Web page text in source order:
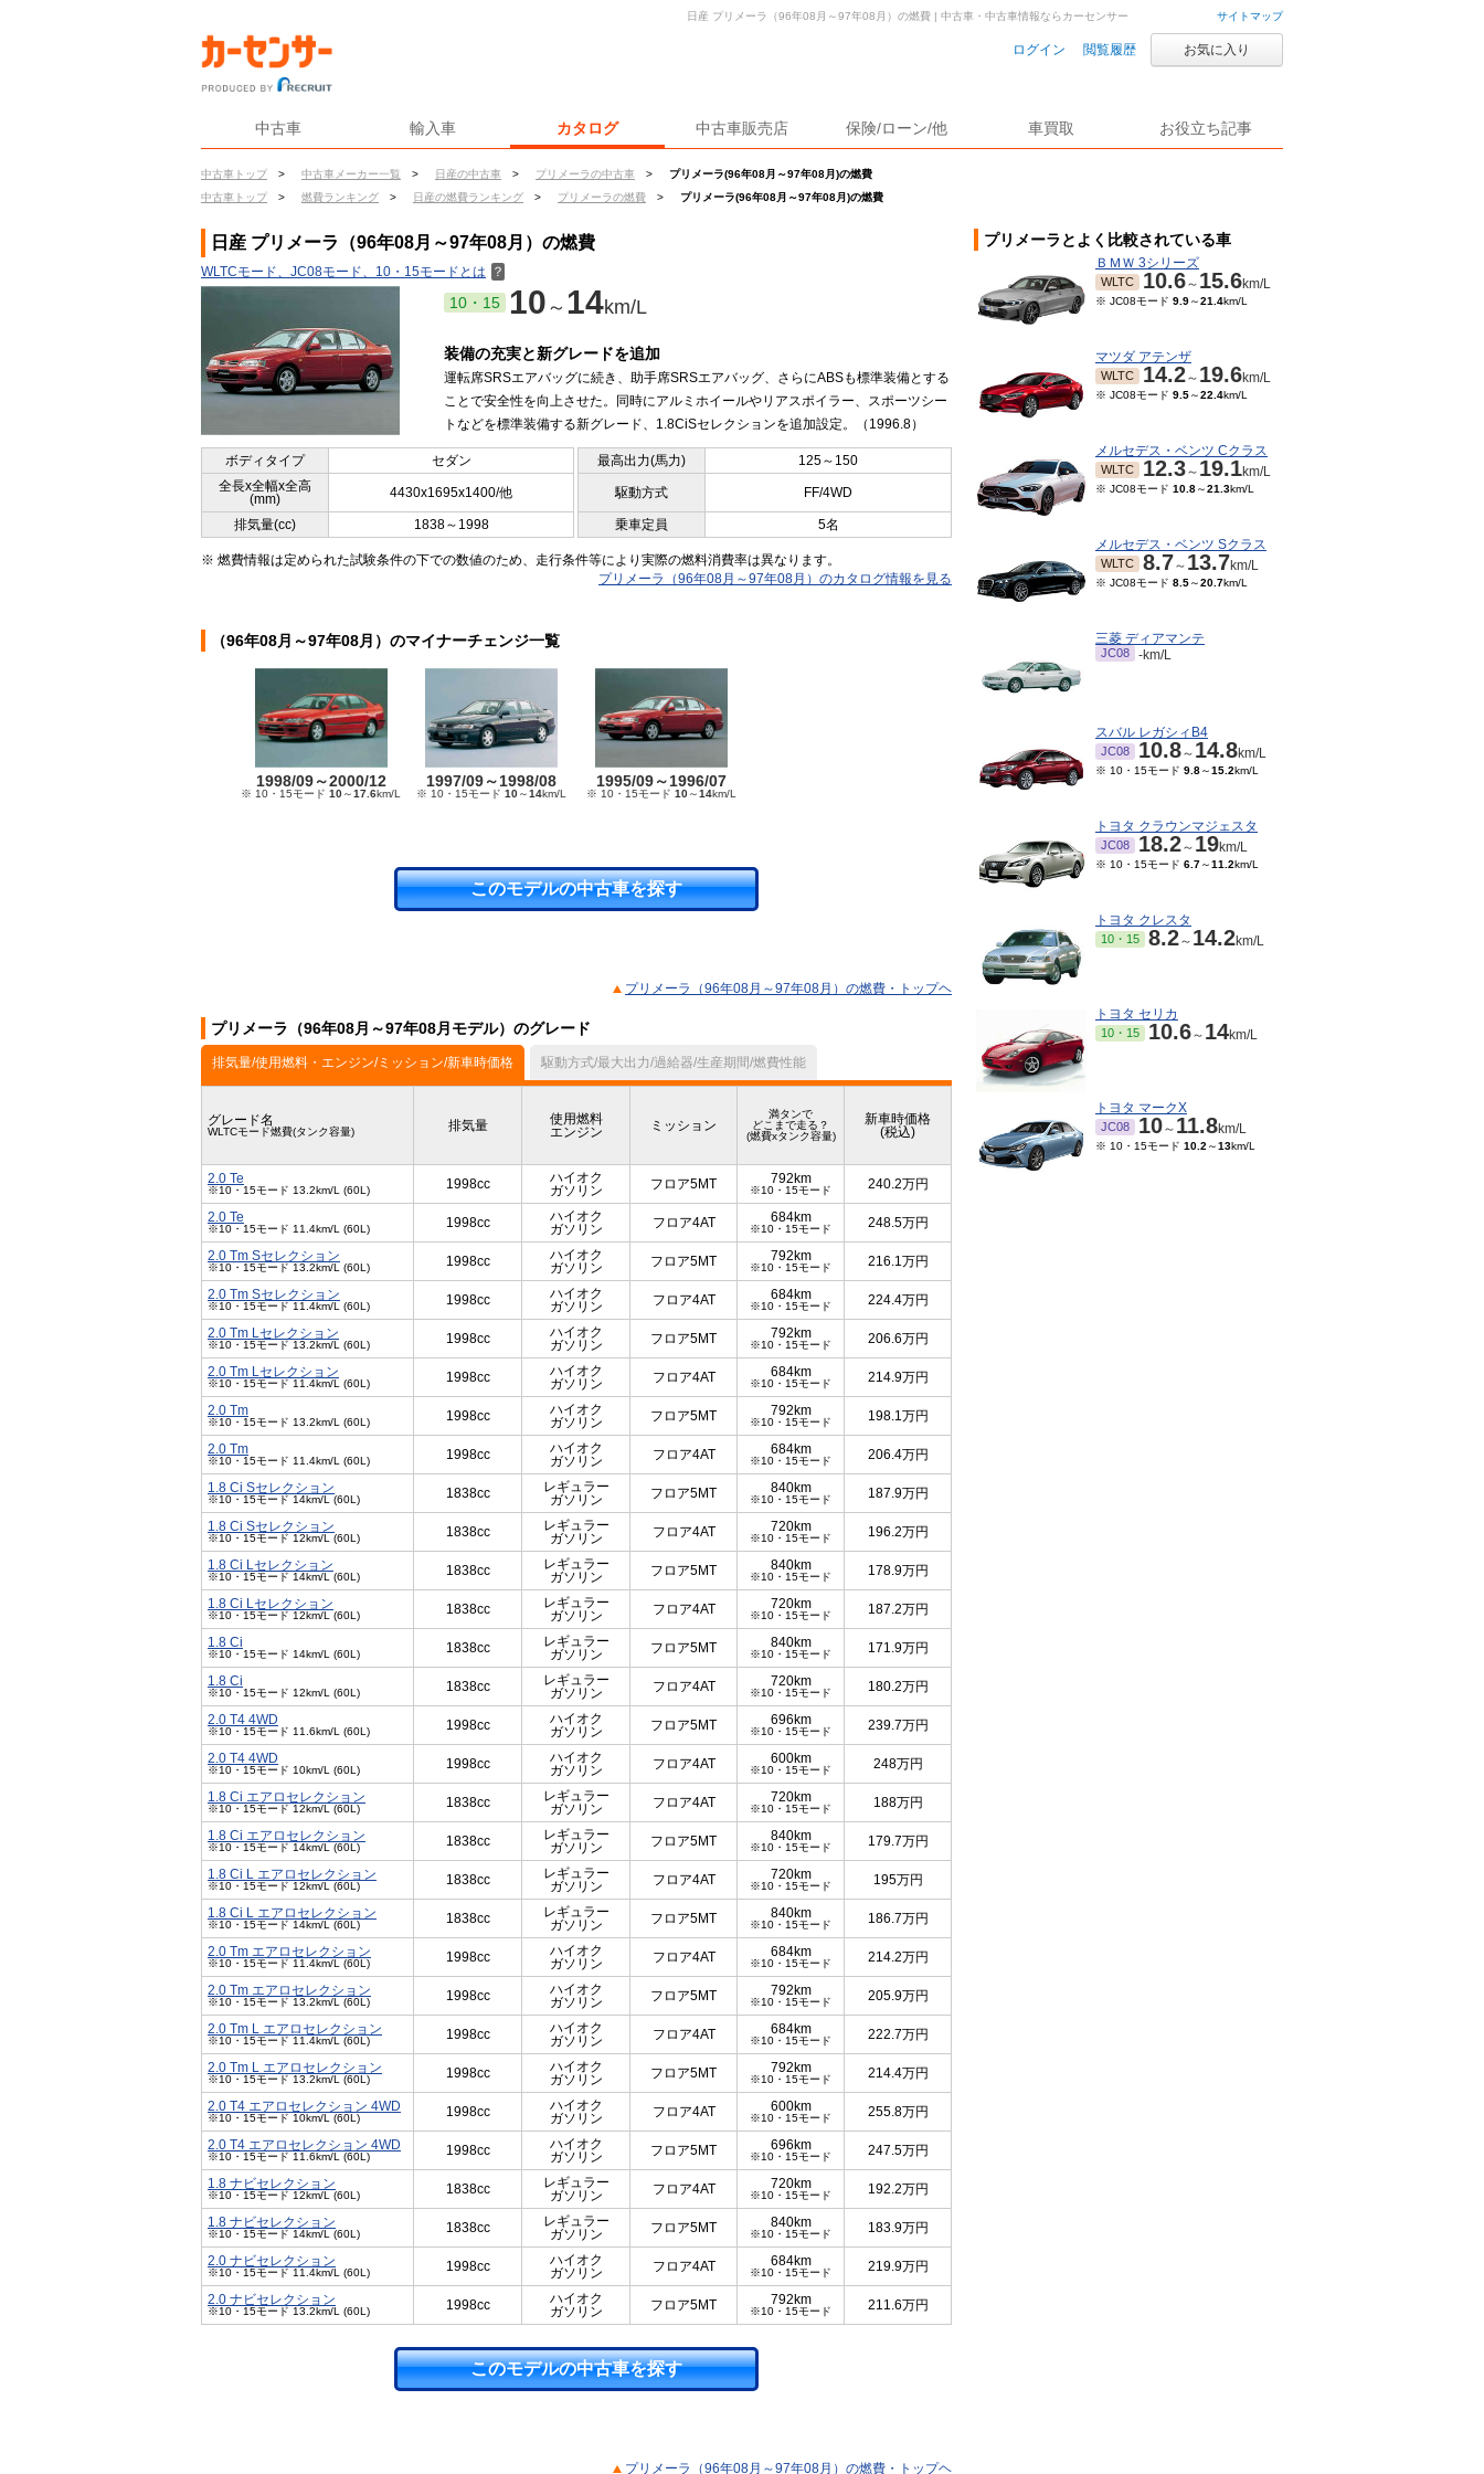
サイトマップ
ログイン 閲覧履歴 お気に入り
中古車 輸入車 カタログ 中古車販売店 保険/ローン/他 車買取 お役立ち記事
中古車トップ > 中古車メーカー一覧 > 日産の中古車 > プリメーラの中古車 >
プリメーラ(96年08月～97年08月)の燃費
中古車トップ
> 燃費ランキング > 日産の燃費ランキング > プリメーラの燃費 > プリメーラ(96年08月～97年08月)の燃費
日産 プリメーラ（96年08月～97年08月）の燃費 | 中古車・中古車情報ならカーセンサー
日産 プリメーラ（96年08月～97年08月）の燃費
WLTCモード、JC08モード、10・15モードとは ？
10・15 10 ～ 14km/L
装備の充実と新グレードを追加
運転席SRSエアバッグに続き、助手席SRSエアバッグ、さらにABSも標準装備とする
ことで安全性を向上させた。同時にアルミホイールやリアスポイラー、スポーツシー
トなどを標準装備する新グレード、1.8CiSセレクションを追加設定。（1996.8）
ボディタイプ セダン 最高出力(馬力)
125～150
全長x全幅x全高
(mm)
4430x1695x1400/他 駆動方式 FF/4WD
排気量(cc) 1838～1998 乗車定員 5名
※ 燃費情報は定められた試験条件の下での数値のため、走行条件等により実際の燃料消費率は異なります。
プリメーラ（96年08月～97年08月）のカタログ情報を見る
（96年08月～97年08月）のマイナーチェンジ一覧
1998/09～2000/12
※ 10・15モード 10～17.6km/L
1997/09～1998/08
※ 10・15モード 10～14km/L
1995/09～1996/07
※ 10・15モード 10～14km/L
このモデルの中古車を探す
プリメーラ（96年08月～97年08月）の燃費・トップヘ
プリメーラ（96年08月～97年08月モデル）のグレード
排気量/使用燃料・エンジン/ミッション/新車時価格 駆動方式/最大出力/過給器/生産期間/燃費性能
グレード名
WLTCモード燃費(タンク容量) 排気量
使用燃料
エンジン
ミッション
満タンで
どこまで走る？
(燃費xタンク容量)
新車時価格
(税込)
2.0 Te
※10・15モード 13.2km/L (60L) 1998cc
ハイオク
ガソリン
フロア5MT 792km
※10・15モード 240.2万円
2.0 Te
※10・15モード 11.4km/L (60L) 1998cc
ハイオク
ガソリン
フロア4AT 684km
※10・15モード 248.5万円
2.0 Tm Sセレクション
※10・15モード 13.2km/L (60L) 1998cc
ハイオク
ガソリン
フロア5MT 792km
※10・15モード 216.1万円
2.0 Tm Sセレクション
※10・15モード 11.4km/L (60L) 1998cc
ハイオク
ガソリン
フロア4AT 684km
※10・15モード 224.4万円
2.0 Tm Lセレクション
※10・15モード 13.2km/L (60L) 1998cc
ハイオク
ガソリン
フロア5MT 792km
※10・15モード 206.6万円
2.0 Tm Lセレクション
※10・15モード 11.4km/L (60L) 1998cc
ハイオク
ガソリン
フロア4AT 684km
※10・15モード 214.9万円
2.0 Tm
※10・15モード 13.2km/L (60L) 1998cc
ハイオク
ガソリン
フロア5MT 792km
※10・15モード 198.1万円
2.0 Tm
※10・15モード 11.4km/L (60L) 1998cc
ハイオク
ガソリン
フロア4AT 684km
※10・15モード 206.4万円
1.8 Ci Sセレクション
※10・15モード 14km/L (60L) 1838cc
レギュラー
ガソリン
フロア5MT 840km
※10・15モード 187.9万円
1.8 Ci Sセレクション
※10・15モード 12km/L (60L) 1838cc
レギュラー
ガソリン
フロア4AT 720km
※10・15モード 196.2万円
1.8 Ci Lセレクション
※10・15モード 14km/L (60L) 1838cc
レギュラー
ガソリン
フロア5MT 840km
※10・15モード 178.9万円
1.8 Ci Lセレクション
※10・15モード 12km/L (60L) 1838cc
レギュラー
ガソリン
フロア4AT 720km
※10・15モード 187.2万円
1.8 Ci
※10・15モード 14km/L (60L) 1838cc
レギュラー
ガソリン
フロア5MT 840km
※10・15モード 171.9万円
1.8 Ci
※10・15モード 12km/L (60L) 1838cc
レギュラー
ガソリン
フロア4AT 720km
※10・15モード 180.2万円
2.0 T4 4WD
※10・15モード 11.6km/L (60L) 1998cc
ハイオク
ガソリン
フロア5MT 696km
※10・15モード 239.7万円
2.0 T4 4WD
※10・15モード 10km/L (60L) 1998cc
ハイオク
ガソリン
フロア4AT 600km
※10・15モード 248万円
1.8 Ci エアロセレクション
※10・15モード 12km/L (60L) 1838cc
レギュラー
ガソリン
フロア4AT 720km
※10・15モード 188万円
1.8 Ci エアロセレクション
※10・15モード 14km/L (60L) 1838cc
レギュラー
ガソリン
フロア5MT 840km
※10・15モード 179.7万円
1.8 Ci L エアロセレクション
※10・15モード 12km/L (60L) 1838cc
レギュラー
ガソリン
フロア4AT 720km
※10・15モード 195万円
1.8 Ci L エアロセレクション
※10・15モード 14km/L (60L) 1838cc
レギュラー
ガソリン
フロア5MT 840km
※10・15モード 186.7万円
2.0 Tm エアロセレクション
※10・15モード 11.4km/L (60L) 1998cc
ハイオク
ガソリン
フロア4AT 684km
※10・15モード 214.2万円
2.0 Tm エアロセレクション
※10・15モード 13.2km/L (60L) 1998cc
ハイオク
ガソリン
フロア5MT 792km
※10・15モード 205.9万円
2.0 Tm L エアロセレクション
※10・15モード 11.4km/L (60L) 1998cc
ハイオク
ガソリン
フロア4AT 684km
※10・15モード 222.7万円
2.0 Tm L エアロセレクション
※10・15モード 13.2km/L (60L) 1998cc
ハイオク
ガソリン
フロア5MT 792km
※10・15モード 214.4万円
2.0 T4 エアロセレクション 4WD
※10・15モード 10km/L (60L) 1998cc
ハイオク
ガソリン
フロア4AT 600km
※10・15モード 255.8万円
2.0 T4 エアロセレクション 4WD
※10・15モード 11.6km/L (60L) 1998cc
ハイオク
ガソリン
フロア5MT 696km
※10・15モード 247.5万円
1.8 ナビセレクション
※10・15モード 12km/L (60L) 1838cc
レギュラー
ガソリン
フロア4AT 720km
※10・15モード 192.2万円
1.8 ナビセレクション
※10・15モード 14km/L (60L) 1838cc
レギュラー
ガソリン
フロア5MT 840km
※10・15モード 183.9万円
2.0 ナビセレクション
※10・15モード 11.4km/L (60L) 1998cc
ハイオク
ガソリン
フロア4AT 684km
※10・15モード 219.9万円
2.0 ナビセレクション
※10・15モード 13.2km/L (60L) 1998cc
ハイオク
ガソリン
フロア5MT 792km
※10・15モード 211.6万円
このモデルの中古車を探す
プリメーラ（96年08月～97年08月）の燃費・トップヘ
プリメーラとよく比較されている車
ＢＭＷ 3シリーズ
WLTC 10.6～ 15.6km/L
※ JC08モード 9.9～21.4km/L
マツダ アテンザ
WLTC 14.2～ 19.6km/L
※ JC08モード 9.5～22.4km/L
メルセデス・ベンツ Cクラス
WLTC 12.3～ 19.1km/L
※ JC08モード 10.8～21.3km/L
メルセデス・ベンツ Sクラス
WLTC 8.7～ 13.7km/L
※ JC08モード 8.5～20.7km/L
三菱 ディアマンテ
JC08 -km/L
スバル レガシィB4
JC08 10.8～ 14.8km/L
※ 10・15モード 9.8～15.2km/L
トヨタ クラウンマジェスタ
JC08 18.2～ 19km/L
※ 10・15モード 6.7～11.2km/L
トヨタ クレスタ
10・15 8.2～ 14.2km/L
トヨタ セリカ
10・15 10.6～ 14km/L
トヨタ マークX
JC08 10～ 11.8km/L
※ 10・15モード 10.2 ～13km/L